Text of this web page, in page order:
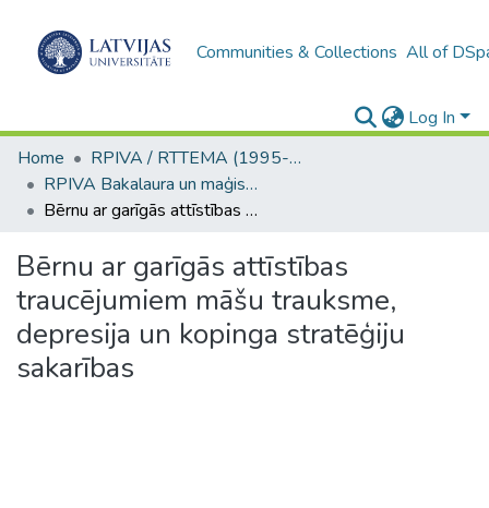
Communities & Collections All of
Log In
Home
RPIVA / RTTEMA (1995-2016)
RPIVA Bakalaura un maģistra darbi / RTTEMA Bachelor's and Master's theses (1995-2017)
Bērnu ar garīgās attīstības traucējumiem māšu trauksme, depresija un kopinga stratēģiju sakarības
Bērnu ar garīgās attīstības
traucējumiem māšu trauksme,
depresija un kopinga stratēģiju
sakarības